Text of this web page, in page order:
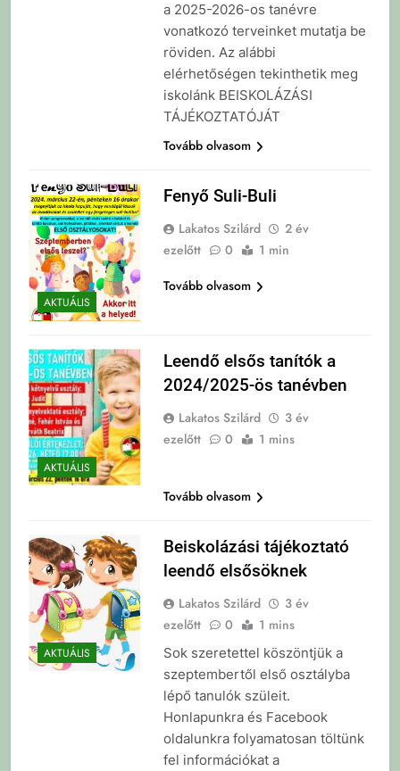
a 2025-2026-os tanévre
vonatkozó terveinket mutatja be
röviden. Az alábbi
elérhetőségen tekinthetik meg
iskolánk BEISKOLÁZÁSI
TÁJÉKOZTATÓJÁT
Tovább olvasom
AKTUÁLIS
Fenyő Suli-Buli
Lakatos Szilárd
2 év
ezelőtt
0
1 min
Tovább olvasom
AKTUÁLIS
Leendő elsős tanítók a
2024/2025-ös tanévben
Lakatos Szilárd
3 év
ezelőtt
0 1 mins
Tovább olvasom
AKTUÁLIS
Beiskolázási tájékoztató
leendő elsősöknek
Lakatos Szilárd
3 év
ezelőtt
0 1 mins
Sok szeretettel köszöntjük a
szeptembertől első osztályba
lépő tanulók szüleit.
Honlapunkra és Facebook
oldalunkra folyamatosan töltünk
fel információkat a